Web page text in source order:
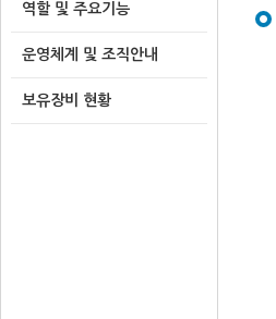
역할 및 주요기능
운영체계 및 조직안내
보유장비 현황